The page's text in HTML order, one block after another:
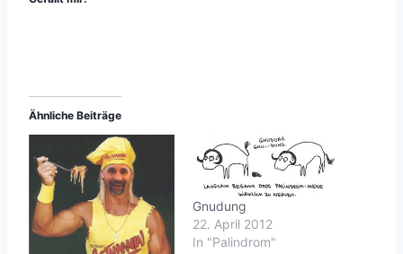
Ähnliche Beiträge
Gnudung
22. April 2012
In "Palindrom"